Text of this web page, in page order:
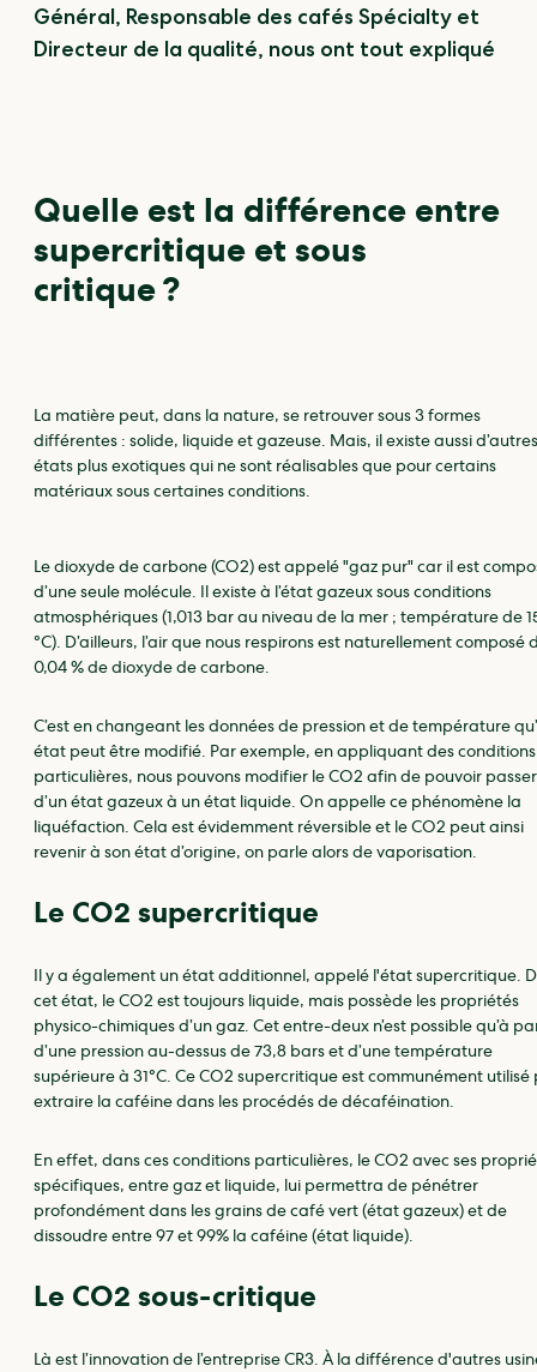
Général, Responsable des cafés Spécialty et
Directeur de la qualité, nous ont tout expliqué
Quelle est la différence entre
supercritique et sous
critique ?
La matière peut, dans la nature, se retrouver sous 3 formes
différentes : solide, liquide et gazeuse. Mais, il existe aussi d’autres
états plus exotiques qui ne sont réalisables que pour certains
matériaux sous certaines conditions.
Le dioxyde de carbone (CO2) est appelé "gaz pur" car il est
d’une seule molécule. Il existe à l’état gazeux sous conditions
atmosphériques (1,013 bar au niveau de la mer ; température de
°C). D’ailleurs, l’air que nous respirons est naturellement composé
0,04 % de dioxyde de carbone.
C’est en changeant les données de pression et de température
état peut être modifié. Par exemple, en appliquant des conditions
particulières, nous pouvons modifier le CO2 afin de pouvoir passer
d’un état gazeux à un état liquide. On appelle ce phénomène la
liquéfaction. Cela est évidemment réversible et le CO2 peut ainsi
revenir à son état d’origine, on parle alors de vaporisation.
Le CO2 supercritique
Il y a également un état additionnel, appelé l'état supercritique.
cet état, le CO2 est toujours liquide, mais possède les propriétés
physico-chimiques d’un gaz. Cet entre-deux n’est possible qu’à
d’une pression au-dessus de 73,8 bars et d’une température
supérieure à 31°C. Ce CO2 supercritique est communément utilisé
extraire la caféine dans les procédés de décaféination.
En effet, dans ces conditions particulières, le CO2 avec ses
spécifiques, entre gaz et liquide, lui permettra de pénétrer
profondément dans les grains de café vert (état gazeux) et de
dissoudre entre 97 et 99% la caféine (état liquide).
Le CO2 sous-critique
Là est l’innovation de l’entreprise CR3. À la différence d'autres